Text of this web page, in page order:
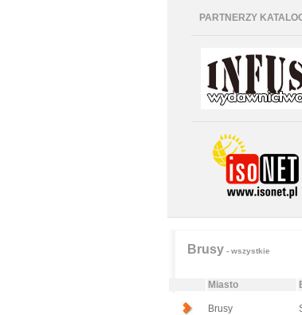
PARTNERZY
Brusy- wszystkie
Miasto
Brusy